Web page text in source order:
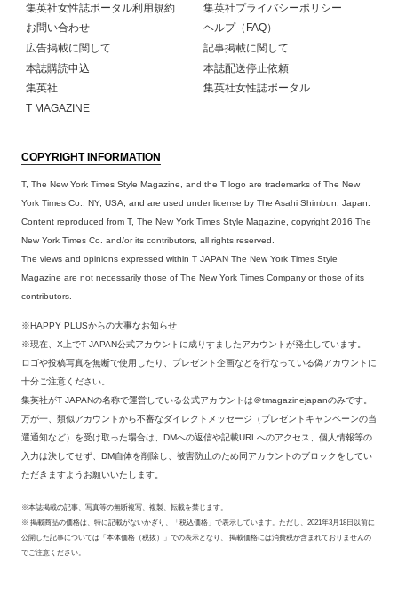
集英社女性誌ポータル利用規約
集英社プライバシーポリシー
お問い合わせ
ヘルプ（FAQ）
広告掲載に関して
記事掲載に関して
本誌購読申込
本誌配送停止依頼
集英社
集英社女性誌ポータル
T MAGAZINE
COPYRIGHT INFORMATION
T, The New York Times Style Magazine, and the T logo are trademarks of The New
York Times Co., NY, USA, and are used under license by The Asahi Shimbun, Japan.
Content reproduced from T, The New York Times Style Magazine, copyright 2016 The
New York Times Co. and/or its contributors, all rights reserved.
The views and opinions expressed within T JAPAN The New York Times Style
Magazine are not necessarily those of The New York Times Company or those of its
contributors.
※HAPPY PLUSからの大事なお知らせ
※現在、X上でT JAPAN公式アカウントに成りすましたアカウントが発生しています。
ロゴや投稿写真を無断で使用したり、プレゼント企画などを行なっている偽アカウントに
十分ご注意ください。
集英社がT JAPANの名称で運営している公式アカウントは＠tmagazinejapanのみです。
万が一、類似アカウントから不審なダイレクトメッセージ（プレゼントキャンペーンの当
選通知など）を受け取った場合は、DMへの返信や記載URLへのアクセス、個人情報等の
入力は決してせず、DM自体を削除し、被害防止のため同アカウントのブロックをしてい
ただきますようお願いいたします。
※本誌掲載の記事、写真等の無断複写、複製、転載を禁じます。
※ 掲載商品の価格は、特に記載がないかぎり、「税込価格」で表示しています。ただし、2021年3月18日以前に
公開した記事については「本体価格（税抜）」での表示となり、 掲載価格には消費税が含まれておりませんの
でご注意ください。